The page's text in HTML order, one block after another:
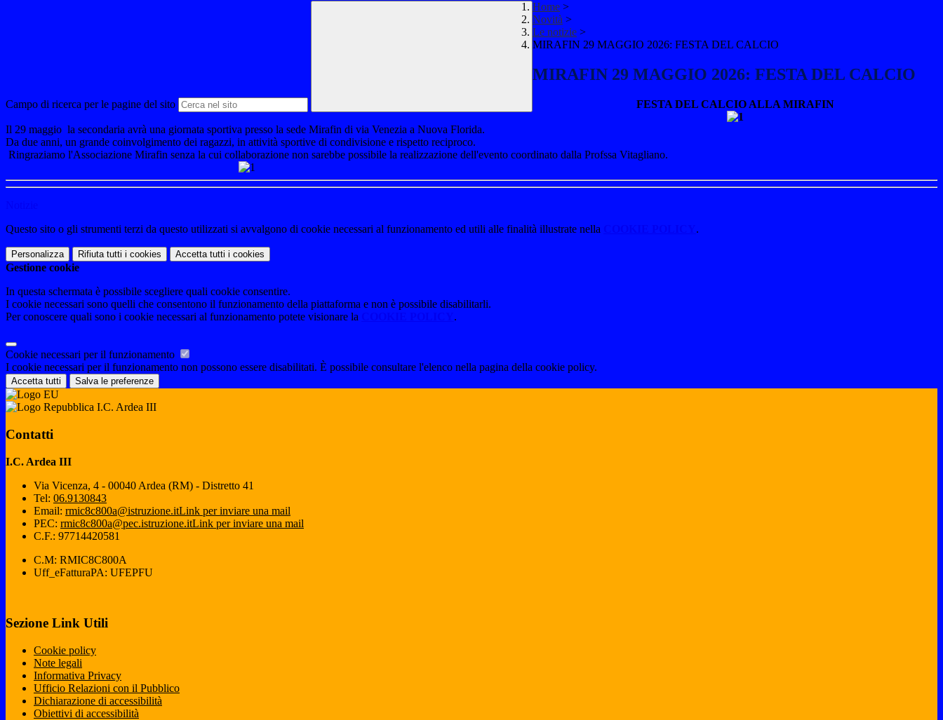
Campo di ricerca per le pagine del sito
Home >
Novità >
Le notizie >
MIRAFIN 29 MAGGIO 2026: FESTA DEL CALCIO
MIRAFIN 29 MAGGIO 2026: FESTA DEL CALCIO
FESTA DEL CALCIO ALLA MIRAFIN
Il 29 maggio la secondaria avrà una giornata sportiva presso la sede Mirafin di via Venezia a Nuova Florida.
Da due anni, un grande coinvolgimento dei ragazzi, in attività sportive di condivisione e rispetto reciproco.
Ringraziamo l'Associazione Mirafin senza la cui collaborazione non sarebbe possibile la realizzazione dell'evento coordinato dalla Profssa Vitagliano.
Questo sito o gli strumenti terzi da questo utilizzati si avvalgono di cookie necessari al funzionamento ed utili alle finalità illustrate nella
.
Personalizza Rifiuta tutti i cookies Accetta tutti i cookies
Gestione cookie
In questa schermata è possibile scegliere quali cookie consentire.
I cookie necessari sono quelli che consentono il funzionamento della piattaforma e non è possibile disabilitarli.
Per conoscere quali sono i cookie necessari al funzionamento potete visionare la
.
Cookie necessari per il funzionamento
I cookie necessari per il funzionamento non possono essere disabilitati. È possibile consultare l'elenco nella pagina della cookie policy.
Accetta tutti Salva le preferenze
I.C. Ardea III
Contatti
I.C. Ardea III
Via Vicenza, 4 - 00040 Ardea (RM) - Distretto 41
Tel: 06.9130843
Email: rmic8c800a@istruzione.itLink per inviare una mail
PEC: rmic8c800a@pec.istruzione.itLink per inviare una mail
C.F.: 97714420581
C.M: RMIC8C800A
Uff_eFatturaPA: UFEPFU
Sezione Link Utili
Cookie policy
Note legali
Informativa Privacy
Ufficio Relazioni con il Pubblico
Dichiarazione di accessibilità
Obiettivi di accessibilità